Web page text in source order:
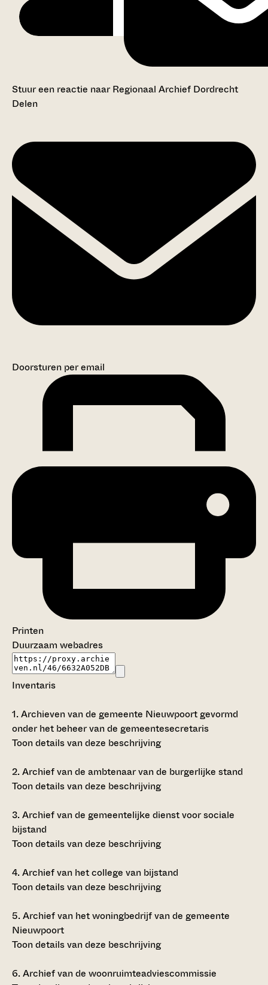
Stuur een reactie naar Regionaal Archief Dordrecht
Delen
Doorsturen per email
Printen
Duurzaam webadres
Inventaris
1.Archieven van de gemeente Nieuwpoort gevormd
onder het beheer van de gemeentesecretaris
Toon details van deze beschrijving
2.Archief van de ambtenaar van de burgerlijke stand
Toon details van deze beschrijving
3.Archief van de gemeentelijke dienst voor sociale
bijstand
Toon details van deze beschrijving
4.Archief van het college van bijstand
Toon details van deze beschrijving
5.Archief van het woningbedrijf van de gemeente
Nieuwpoort
Toon details van deze beschrijving
6.Archief van de woonruimteadviescommissie